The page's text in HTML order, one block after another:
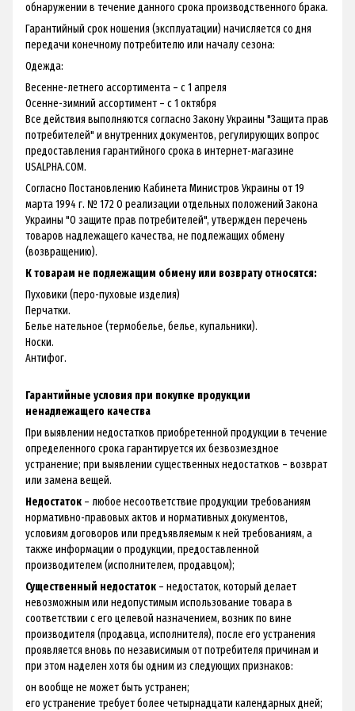
обнаружении в течение данного срока производственного брака.
Гарантийный срок ношения (эксплуатации) начисляется со дня
передачи конечному потребителю или началу сезона:
Одежда:
Весенне-летнего ассортимента – с 1 апреля
Осенне-зимний ассортимент – с 1 октября
Все действия выполняются согласно Закону Украины "Защита прав
потребителей" и внутренних документов, регулирующих вопрос
предоставления гарантийного срока в интернет-магазине
USALPHA.COM.
Согласно Постановлению Кабинета Министров Украины от 19
марта 1994 г. № 172 О реализации отдельных положений Закона
Украины "О защите прав потребителей", утвержден перечень
товаров надлежащего качества, не подлежащих обмену
(возвращению).
К товарам не подлежащим обмену или возврату относятся:
Пуховики (перо-пуховые изделия)
Перчатки.
Белье нательное (термобелье, белье, купальники).
Носки.
Антифог.
Гарантийные условия при покупке продукции
ненадлежащего качества
При выявлении недостатков приобретенной продукции в течение
определенного срока гарантируется их безвозмездное
устранение; при выявлении существенных недостатков – возврат
или замена вещей.
Недостаток – любое несоответствие продукции требованиям
нормативно-правовых актов и нормативных документов,
условиям договоров или предъявляемым к ней требованиям, а
также информации о продукции, предоставленной
производителем (исполнителем, продавцом);
Существенный недостаток – недостаток, который делает
невозможным или недопустимым использование товара в
соответствии с его целевой назначением, возник по вине
производителя (продавца, исполнителя), после его устранения
проявляется вновь по независимым от потребителя причинам и
при этом наделен хотя бы одним из следующих признаков:
он вообще не может быть устранен;
его устранение требует более четырнадцати календарных дней;